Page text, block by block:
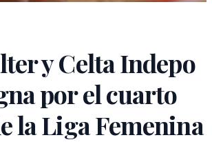
y Celta Indepo
por el cuarto
la Liga Femenina